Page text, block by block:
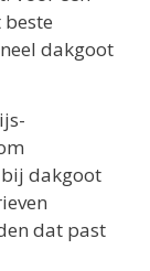
dakgoot
dakgoot
dat past